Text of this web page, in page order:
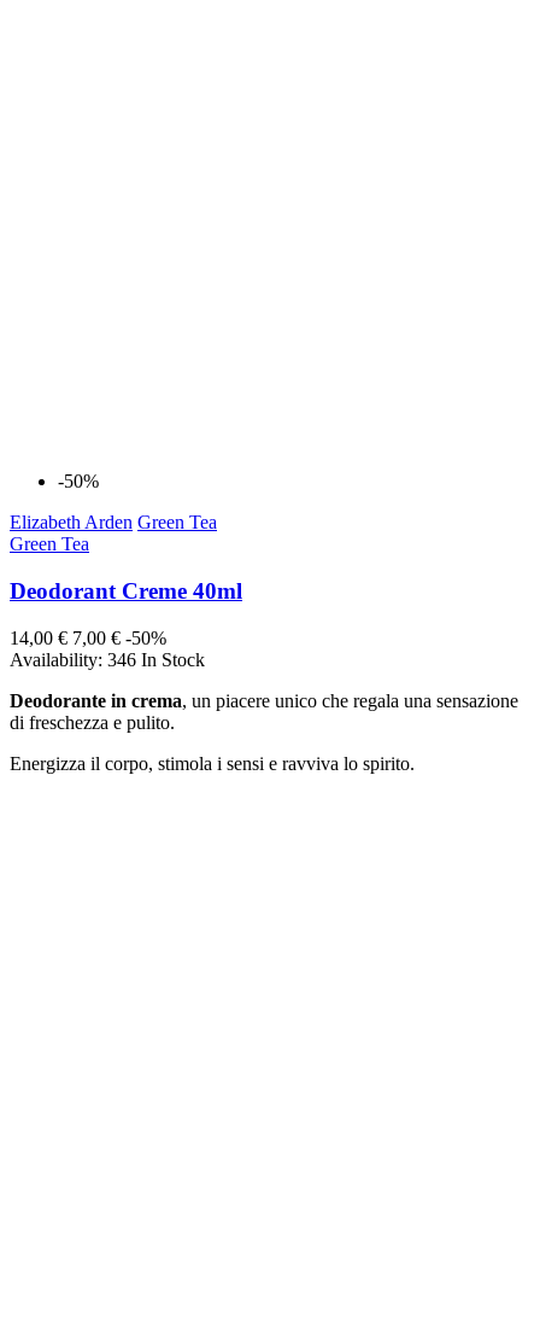
-50%
Elizabeth Arden Green Tea
Green Tea
Deodorant Creme 40ml
14,00 € 7,00 € -50%
Availability: 346 In Stock
Deodorante in crema, un piacere unico che regala una sensazione
di freschezza e pulito.
Energizza il corpo, stimola i sensi e ravviva lo spirito.